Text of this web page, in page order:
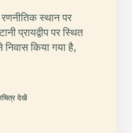
स्थान पर
प्रायद्वीप पर स्थित
किया गया है,
देखें